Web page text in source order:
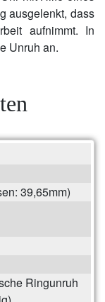
ausgelenkt, dass
aufnimmt. In
Unruh an.
39,65mm)
Ringunruh